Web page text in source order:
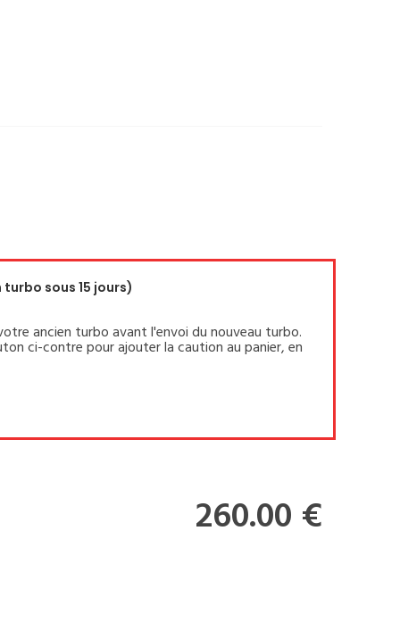
sous 15 jours)
ancien turbo avant l'envoi du nouveau turbo.
ci-contre pour ajouter la caution au panier, en
260.00 €